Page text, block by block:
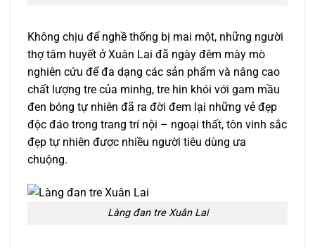
Không chịu để nghề thống bị mai một, những người
thợ tâm huyết ở Xuân Lai đã ngày đêm mày mò
nghiên cứu để đa dạng các sản phẩm và nâng cao
chất lượng tre của minhg, tre hin khói với gam mầu
đen bóng tự nhiên đã ra đời đem lại những vẻ đẹp
độc đáo trong trang trí nội – ngoại thất, tôn vinh sắc
đẹp tự nhiên được nhiều người tiêu dùng ưa
chuộng.
Làng đan tre Xuân Lai